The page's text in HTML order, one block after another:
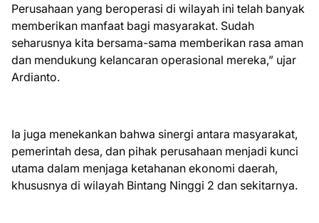
Perusahaan yang beroperasi di wilayah ini telah banyak
memberikan manfaat bagi masyarakat. Sudah
seharusnya kita bersama-sama memberikan rasa aman
dan mendukung kelancaran operasional mereka,” ujar
Ardianto.
Ia juga menekankan bahwa sinergi antara masyarakat,
pemerintah desa, dan pihak perusahaan menjadi kunci
utama dalam menjaga ketahanan ekonomi daerah,
khususnya di wilayah Bintang Ninggi 2 dan sekitarnya.